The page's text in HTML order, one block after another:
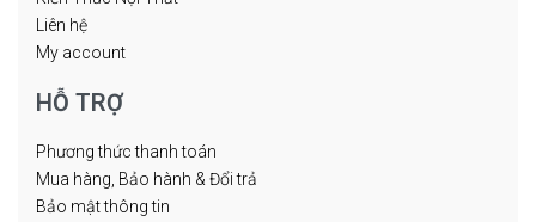
Liên hệ
My account
HỖ TRỢ
Phương thức thanh toán
Mua hàng, Bảo hành & Đổi trả
Bảo mật thông tin